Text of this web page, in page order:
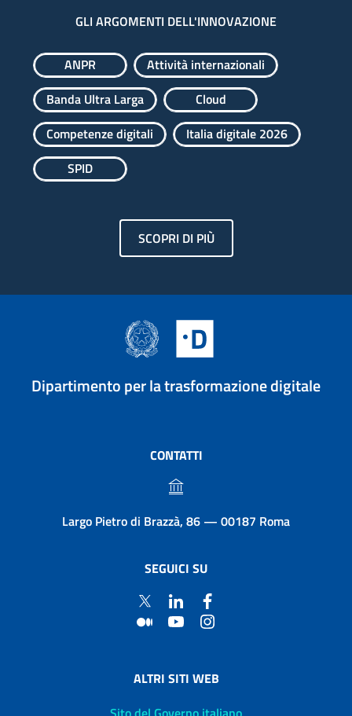
GLI ARGOMENTI DELL'INNOVAZIONE
ANPR
Attività internazionali
Banda Ultra Larga
Cloud
Competenze digitali
Italia digitale 2026
SPID
SCOPRI DI PIÙ
Dipartimento per la trasformazione digitale
CONTATTI
Largo Pietro di Brazzà, 86 — 00187 Roma
SEGUICI SU
ALTRI SITI WEB